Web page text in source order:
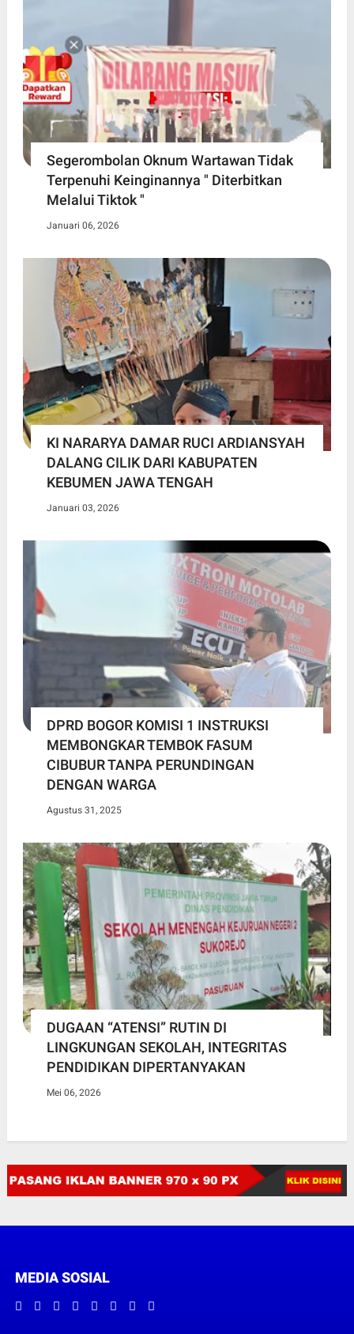
Segerombolan Oknum Wartawan Tidak
Terpenuhi Keinginannya " Diterbitkan
Melalui Tiktok "
Januari 06, 2026
KI NARARYA DAMAR RUCI ARDIANSYAH
DALANG CILIK DARI KABUPATEN
KEBUMEN JAWA TENGAH
Januari 03, 2026
DPRD BOGOR KOMISI 1 INSTRUKSI
MEMBONGKAR TEMBOK FASUM
CIBUBUR TANPA PERUNDINGAN
DENGAN WARGA
Agustus 31, 2025
DUGAAN “ATENSI” RUTIN DI
LINGKUNGAN SEKOLAH, INTEGRITAS
PENDIDIKAN DIPERTANYAKAN
Mei 06, 2026
MEDIA SOSIAL